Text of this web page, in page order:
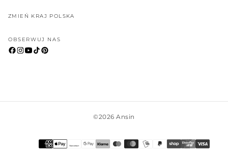
ZMIEŃ KRAJ POLSKA
OBSERWUJ NAS
©2026 Ansin
Metody